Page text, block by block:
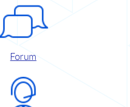
Forum